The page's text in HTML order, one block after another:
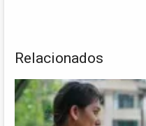
Relacionados